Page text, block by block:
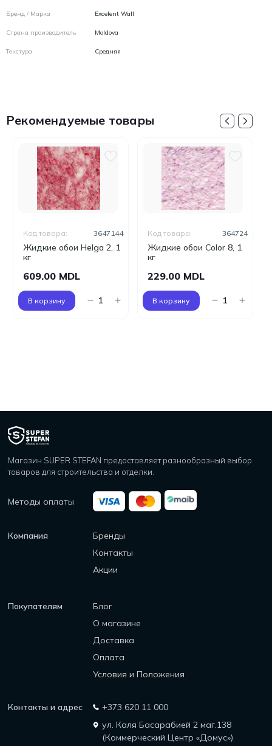
Бренд / Марка Excelent Wall
Страна производитель Moldova
Текстура Средняя
Рекомендуемые товары
Жидкие обои Helga 2, 1
кг
Код товара: 3647144
609.00 MDL
В корзину
Жидкие обои Color 8, 1
кг
Код товара: 364724
229.00 MDL
В корзину
Магазин SUPER STEFAN предоставляет разнообразный выбор
товаров для строительства и отделки.
Методы оплаты
Компания
Бренды
Контакты
Акции
Покупателям
Блог
О магазине
Доставка
Оплата
Условия и Положения
Контакты и адрес
+373 620 11 000
ул. Каля Басарабией 2 маг.138
(Коммерческий Центр «Домус»)